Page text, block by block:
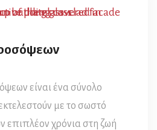
είναι ένα σύνολο
με το σωστό
επιπλέον χρόνια στη ζωή